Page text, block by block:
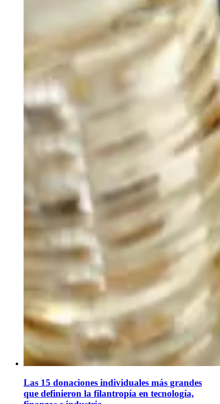
Las 15 donaciones individuales más grandes
que definieron la filantropía en tecnología,